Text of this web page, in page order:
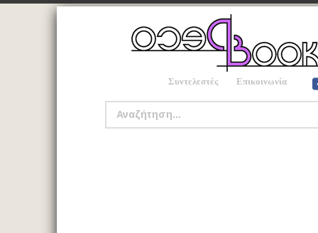
Συντελεστές Επικοινωνία